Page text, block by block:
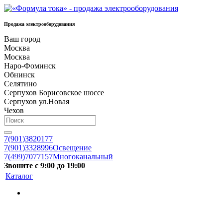
Продажа электрооборудования
Ваш город
Москва
Москва
Наро-Фоминск
Обнинск
Селятино
Серпухов Борисовское шоссе
Серпухов ул.Новая
Чехов
7(901)3820177
7(901)3328996Освещение
7(499)7077157Многоканальный
Звоните с 9:00 до 19:00
Каталог